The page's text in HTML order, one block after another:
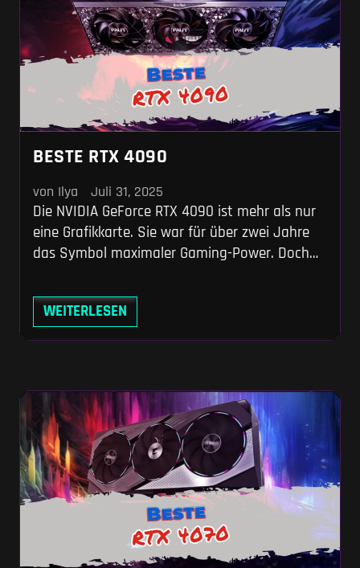
BESTE RTX 4090
von Ilya Juli 31, 2025
Die NVIDIA GeForce RTX 4090 ist mehr als nur
eine Grafikkarte. Sie war für über zwei Jahre
das Symbol maximaler Gaming-Power. Doch
ist die Nachfolgegeneration in Form der RTX
50er-Serie auf dem Markt – effizienter,
moderner, teilweise sogar günstiger. Die
WEITERLESEN